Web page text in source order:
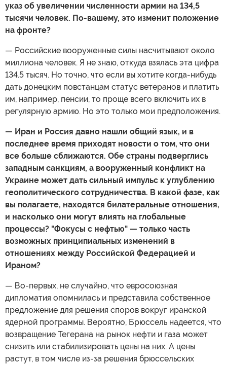
указ об увеличении численности армии на 134,5
тысячи человек. По-вашему, это изменит положение
на фронте?
— Российские вооруженные силы насчитывают около
миллиона человек. Я не знаю, откуда взялась эта цифра
134.5 тысяч. Но точно, что если вы хотите когда-нибудь
дать донецким повстанцам статус ветеранов и платить
им, например, пенсии, то проще всего включить их в
регулярную армию. Но это только мои предположения.
— Иран и Россия давно нашли общий язык, и в
последнее время приходят новости о том, что они
все больше сближаются. Обе страны подверглись
западным санкциям, а вооруженный конфликт на
Украине может дать сильный импульс к углублению
геополитического сотрудничества. В какой фазе, как
вы полагаете, находятся билатеральные отношения,
и насколько они могут влиять на глобальные
процессы? "Фокусы с нефтью" — только часть
возможных принципиальных изменений в
отношениях между Российской Федерацией и
Ираном?
— Во-первых, не случайно, что евросоюзная
дипломатия опомнилась и представила собственное
предложение для решения споров вокруг иранской
ядерной программы. Вероятно, Брюссель надеется, что
возвращение Тегерана на рынок нефти и газа может
снизить или стабилизировать цены на них. А цены
растут, в том числе из-за решения брюссельских